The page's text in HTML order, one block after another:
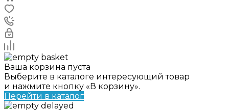
Ваша корзина пуста
Выберите в каталоге интересующий товар
и нажмите кнопку «В корзину».
Перейти в каталог